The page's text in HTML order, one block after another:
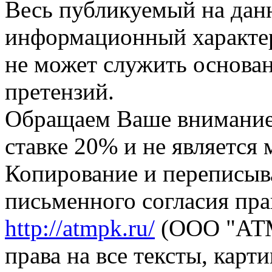
Весь публикуемый на
информационный
не может служить
претензий.
Обращаем Ваше
ставке 20% и не
Копирование и
письменного согласия
http://atmpk.ru/ (ООО
права на все тексты,